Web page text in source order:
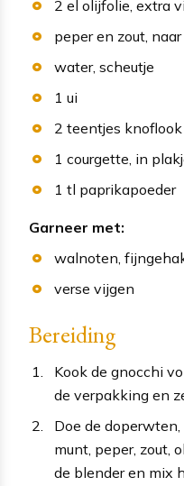
2 el olijfolie, extra
peper en zout,
water, scheutje
1 ui
2 teentjes knoflook
1 courgette, in
1 tl paprikapoeder
Garneer met:
walnoten,
verse vijgen
Bereiding
Kook de gnocchi
de verpakking en
Doe de
munt, peper, zout,
de blender en mix